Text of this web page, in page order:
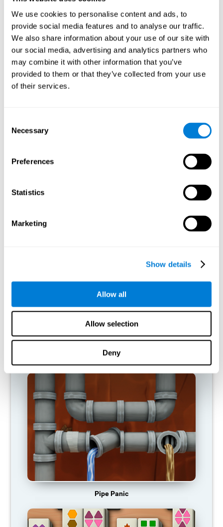
We use cookies to personalise content and ads, to
provide social media features and to analyse our traffic.
We also share information about your use of our site with
our social media, advertising and analytics partners who
may combine it with other information that you’ve
provided to them or that they’ve collected from your use
of their services.
Selection
Necessary
Preferences
Statistics
Marketing
Show details
Allow all
Allow selection
Deny
마인드 게임 "Fruit Frenzy"는 내 인지
능력을 어떻게 향상시키나요?
"Fruit Frenzy"를 재생하면 특정 신경 활성화 패턴이 자극됩니다. 이
패턴을 지속적으로 반복하고 훈련하면 신경 연결을 최적화하고 신
경 회로가 약해지거나 손상된 인지 기능을 재구성하고 복구하는 데
도움이 될 수 있습니다.
"Fruit Frenzy"는 시각적 인식, 반응 시간 및 손과 눈의 협응력을 훈
인지 능력을 훈련하지 않으면 어떻게
우리의 뇌는 정기적으로 사용하지 않는 기능을 위해 신경 자원을
저장하는 경향이 있습니다. 따라서 인지 기술이 정상적으로 사용되
지 않습니다. 이것은 우리가 인지 기능을 덜 사용할 수 있게 하여 일
추천 게임
조각 비틀기
Pipe Panic